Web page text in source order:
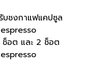
ชงกาแฟแคปซูล
ช็อต และ 2 ช็อต